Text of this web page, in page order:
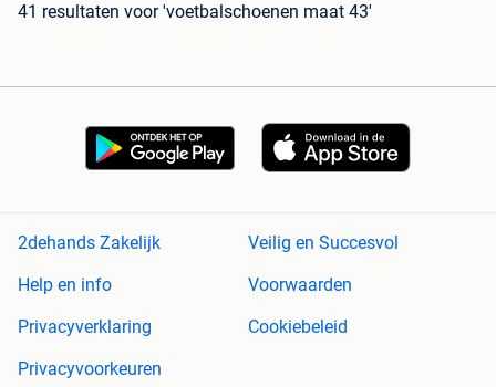
41 resultaten voor 'voetbalschoenen maat 43'
2dehands Zakelijk
Veilig en Succesvol
Help en info
Voorwaarden
Privacyverklaring
Cookiebeleid
Privacyvoorkeuren